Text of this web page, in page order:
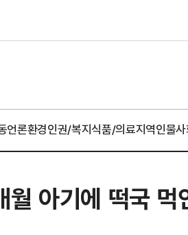
언론환경인권/복지식품/의료지역인물
월 아기에 떡국 먹